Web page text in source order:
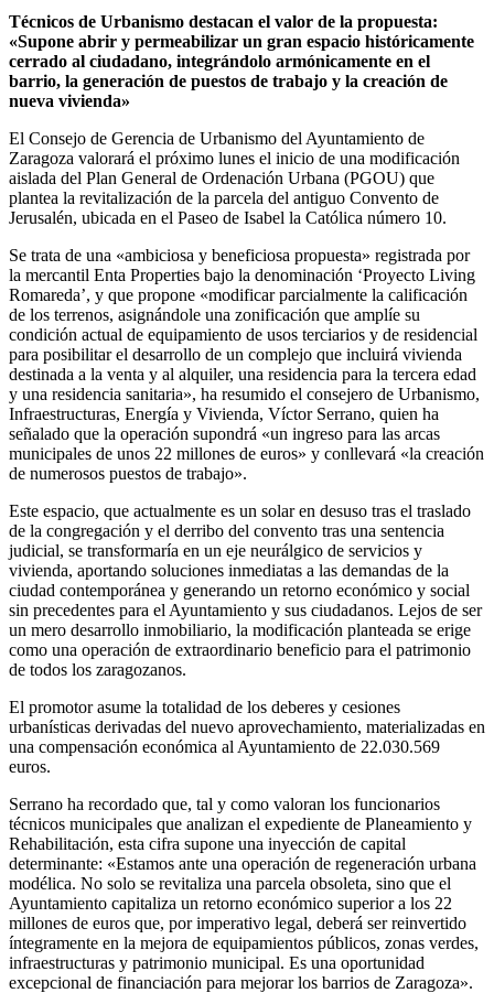
Técnicos de Urbanismo destacan el valor de la propuesta:
«Supone abrir y permeabilizar un gran espacio históricamente
cerrado al ciudadano, integrándolo armónicamente en el
barrio, la generación de puestos de trabajo y la creación de
nueva vivienda»
El Consejo de Gerencia de Urbanismo del Ayuntamiento de
Zaragoza valorará el próximo lunes el inicio de una modificación
aislada del Plan General de Ordenación Urbana (PGOU) que
plantea la revitalización de la parcela del antiguo Convento de
Jerusalén, ubicada en el Paseo de Isabel la Católica número 10.
Se trata de una «ambiciosa y beneficiosa propuesta» registrada por
la mercantil Enta Properties bajo la denominación ‘Proyecto Living
Romareda’, y que propone «modificar parcialmente la calificación
de los terrenos, asignándole una zonificación que amplíe su
condición actual de equipamiento de usos terciarios y de residencial
para posibilitar el desarrollo de un complejo que incluirá vivienda
destinada a la venta y al alquiler, una residencia para la tercera edad
y una residencia sanitaria», ha resumido el consejero de Urbanismo,
Infraestructuras, Energía y Vivienda, Víctor Serrano, quien ha
señalado que la operación supondrá «un ingreso para las arcas
municipales de unos 22 millones de euros» y conllevará «la creación
de numerosos puestos de trabajo».
Este espacio, que actualmente es un solar en desuso tras el traslado
de la congregación y el derribo del convento tras una sentencia
judicial, se transformaría en un eje neurálgico de servicios y
vivienda, aportando soluciones inmediatas a las demandas de la
ciudad contemporánea y generando un retorno económico y social
sin precedentes para el Ayuntamiento y sus ciudadanos. Lejos de ser
un mero desarrollo inmobiliario, la modificación planteada se erige
como una operación de extraordinario beneficio para el patrimonio
de todos los zaragozanos.
El promotor asume la totalidad de los deberes y cesiones
urbanísticas derivadas del nuevo aprovechamiento, materializadas en
una compensación económica al Ayuntamiento de 22.030.569
euros.
Serrano ha recordado que, tal y como valoran los funcionarios
técnicos municipales que analizan el expediente de Planeamiento y
Rehabilitación, esta cifra supone una inyección de capital
determinante: «Estamos ante una operación de regeneración urbana
modélica. No solo se revitaliza una parcela obsoleta, sino que el
Ayuntamiento capitaliza un retorno económico superior a los 22
millones de euros que, por imperativo legal, deberá ser reinvertido
íntegramente en la mejora de equipamientos públicos, zonas verdes,
infraestructuras y patrimonio municipal. Es una oportunidad
excepcional de financiación para mejorar los barrios de Zaragoza».